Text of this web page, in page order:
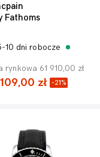
Fathoms
10 dni robocze
rynkowa 61 910,00 zł
zł -21%